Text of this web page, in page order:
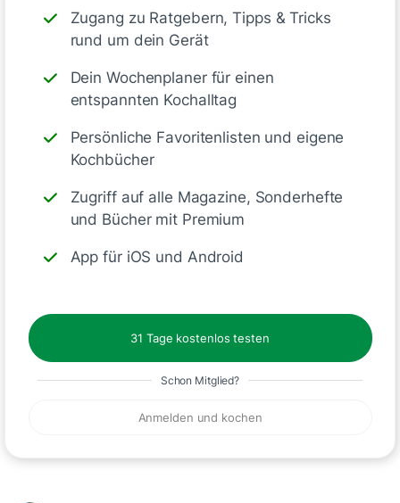
Zugang zu Ratgebern, Tipps & Tricks
rund um dein Gerät
Dein Wochenplaner für einen
entspannten Kochalltag
Persönliche Favoritenlisten und eigene
Kochbücher
Zugriff auf alle Magazine, Sonderhefte
und Bücher mit Premium
App für iOS und Android
31 Tage kostenlos testen
Schon Mitglied?
Anmelden und kochen
1
Emily vom ZauberMix Club Team
vor 4 Monaten
Hey Jamie,
Das freut uns riesig! Wir finden auch, dass man
kann. 😋✨
Warst du beim Mixen genauso schnell fertig
wie wir oder hast du dir beim Anrichten noch
richtig viel Zeit für die Optik gelassen? 🙌
Liebe Grüße Emily von ZauberMix